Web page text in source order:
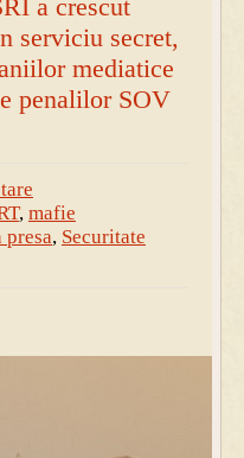
a crescut
serviciu secret,
mediatice
penalilor SOV
, mafie
, Securitate